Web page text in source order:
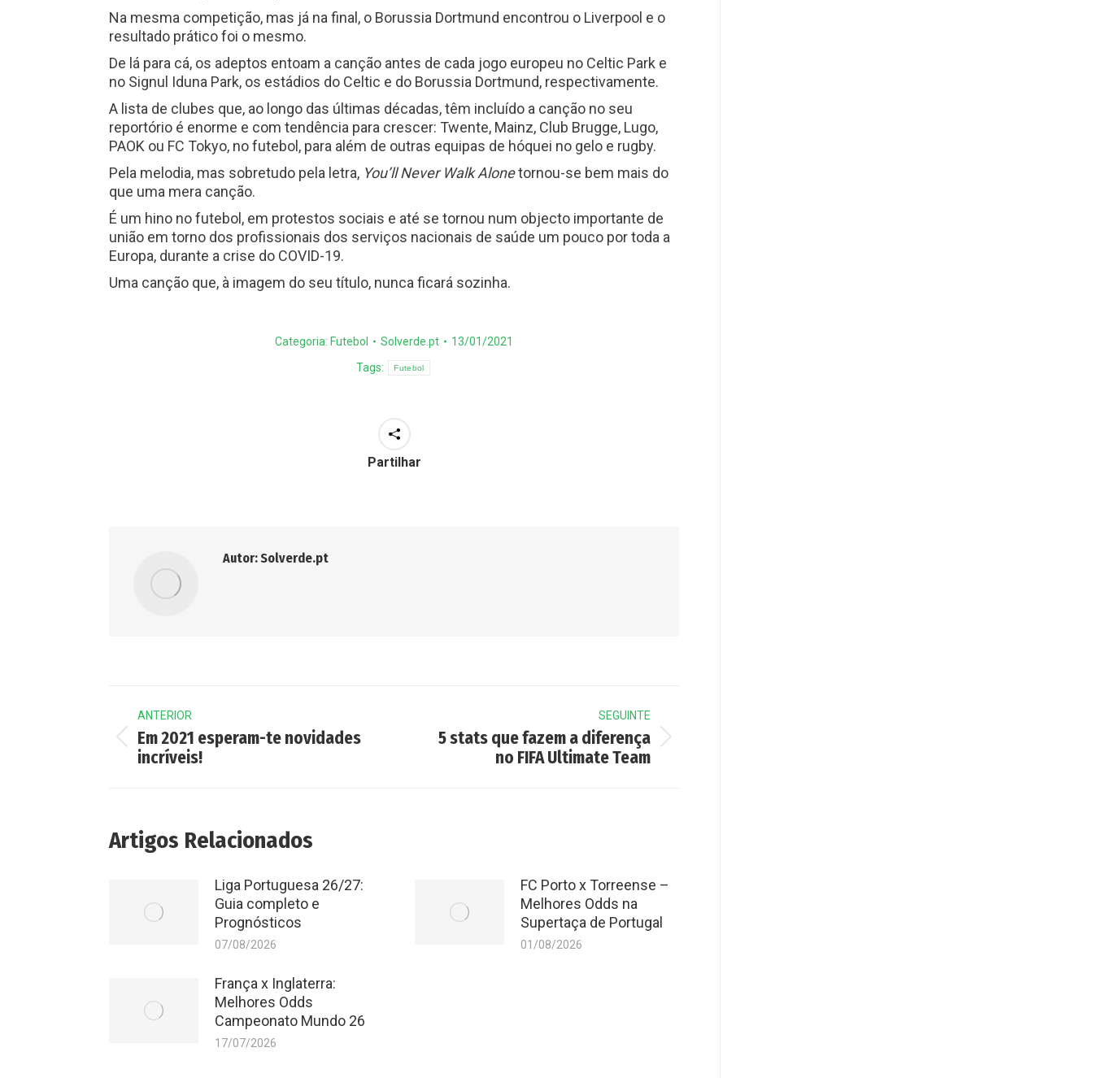
Na mesma competição, mas já na final, o Borussia Dortmund encontrou o Liverpool e o
resultado prático foi o mesmo.
De lá para cá, os adeptos entoam a canção antes de cada jogo europeu no Celtic Park e
no Signul Iduna Park, os estádios do Celtic e do Borussia Dortmund, respectivamente.
A lista de clubes que, ao longo das últimas décadas, têm incluído a canção no seu
reportório é enorme e com tendência para crescer: Twente, Mainz, Club Brugge, Lugo,
PAOK ou FC Tokyo, no futebol, para além de outras equipas de hóquei no gelo e rugby.
Pela melodia, mas sobretudo pela letra, You’ll Never Walk Alonetornou-se bem mais do
que uma mera canção.
É um hino no futebol, em protestos sociais e até se tornou num objecto importante de
união em torno dos profissionais dos serviços nacionais de saúde um pouco por toda a
Europa, durante a crise do COVID-19.
Uma canção que, à imagem do seu título, nunca ficará sozinha.
Categoria: Futebol Solverde.pt 13/01/2021
Tags: Futebol
Partilhar
Autor:Solverde.pt
navigation
ANTERIOR
Previous
post:
Em 2021 esperam-te novidades
incríveis!
SEGUINTE
Next5 stats que fazem a diferença
no FIFA Ultimate Team
Artigos Relacionados
Liga Portuguesa 26/27:
Guia completo e
Prognósticos
07/08/2026
FC Porto x Torreense –
Melhores Odds na
Supertaça de Portugal
01/08/2026
França x Inglaterra:
Melhores Odds
Campeonato Mundo 26
17/07/2026